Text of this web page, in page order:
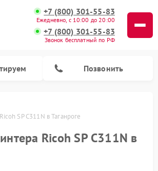
+7 (800) 301-55-83
Ежедневно, с 10:00 до 20:00
+7 (800) 301-55-83
Звонок бесплатный по РФ
Позвонить
SP C311N в Таганроге
Ricoh SP C311N в